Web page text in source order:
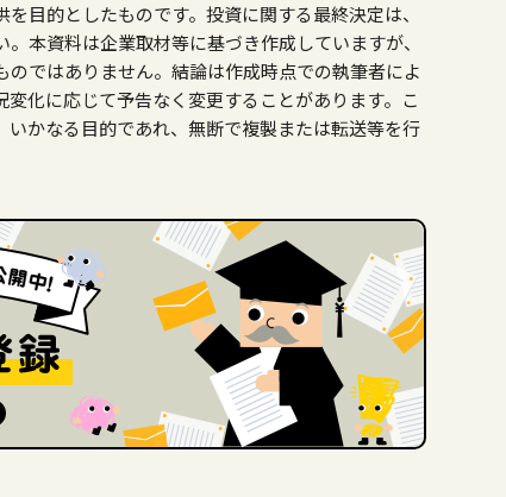
目的としたものです。投資に関する最終決定は、
本資料は企業取材等に基づき作成していますが、
ではありません。結論は作成時点での執筆者によ
化に応じて予告なく変更することがあります。こ
かなる目的であれ、無断で複製または転送等を行